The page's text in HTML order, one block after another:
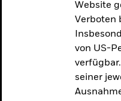
Aktuelle
Website
Verboten
von US-
seiner